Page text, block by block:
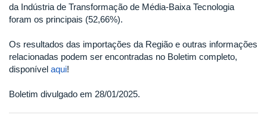
da Indústria de Transformação de Média-Baixa Tecnologia
foram os principais (52,66%).
Os resultados das importações da Região e outras informações
relacionadas podem ser encontradas no Boletim completo,
disponível aqui!
Boletim divulgado em 28/01/2025.